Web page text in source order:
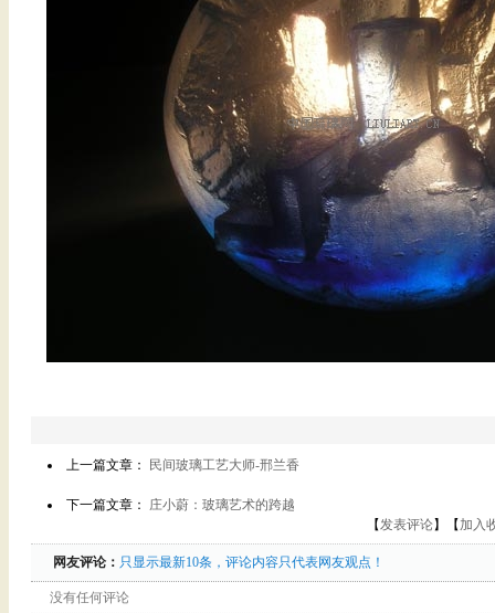
上一篇文章： 民间玻璃工艺大师-邢兰香
下一篇文章： 庄小蔚：玻璃艺术的跨越
【发表评论】【 加入
网友评论： 只显示最新10条，评论内容只代表网友观点！
没有任何评论